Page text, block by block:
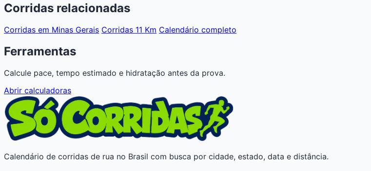
Corridas relacionadas
Corridas em Minas Gerais Corridas 11 Km Calendário completo
Ferramentas
Calcule pace, tempo estimado e hidratação antes da prova.
Abrir calculadoras
Calendário de corridas de rua no Brasil com busca por cidade, estado, data e distância.